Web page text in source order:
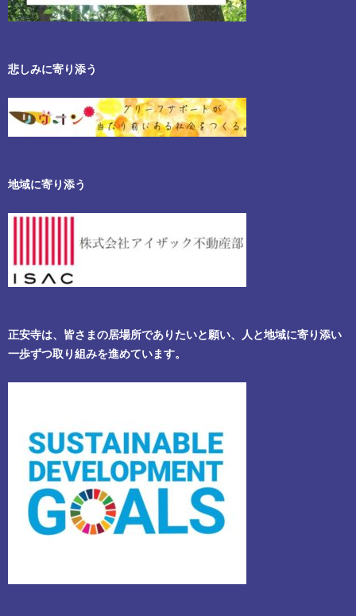
悲しみに寄り添う
地域に寄り添う
正安寺は、皆さまの居場所でありたいと願い、人と地域に寄り添い
一歩ずつ取り組みを進めています。